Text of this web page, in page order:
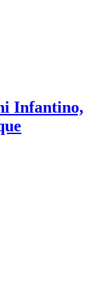
Infantino,